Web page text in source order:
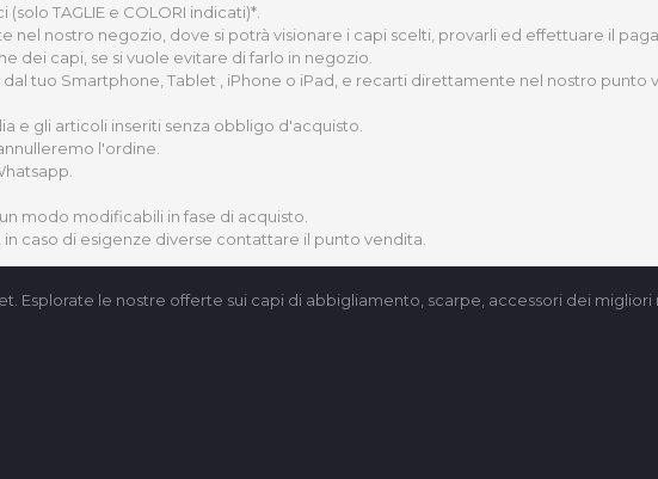
TAGLIE e COLORI indicati)*.
nel nostro negozio, dove si potrà visionare i capi scelti, provarli ed effettuare il
dei capi, se si vuole evitare di farlo in negozio.
tuo Smartphone, Tablet , iPhone o iPad, e recarti direttamente nel nostro punto
e gli articoli inseriti senza obbligo d'acquisto.
l'ordine.
modo modificabili in fase di acquisto.
caso di esigenze diverse contattare il punto vendita.
Esplorate le nostre offerte sui capi di abbigliamento, scarpe, accessori dei migliori